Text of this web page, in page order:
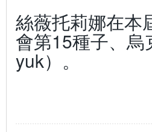
絲薇托莉娜在本
會第15種子、
yuk）。